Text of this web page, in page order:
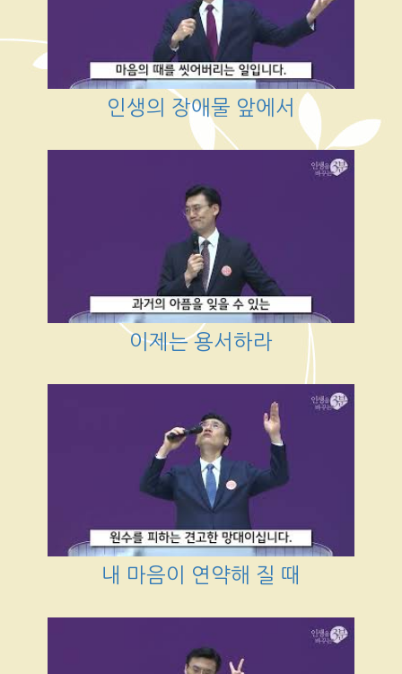
인생의 장애물 앞에서
이제는 용서하라
내 마음이 연약해 질 때